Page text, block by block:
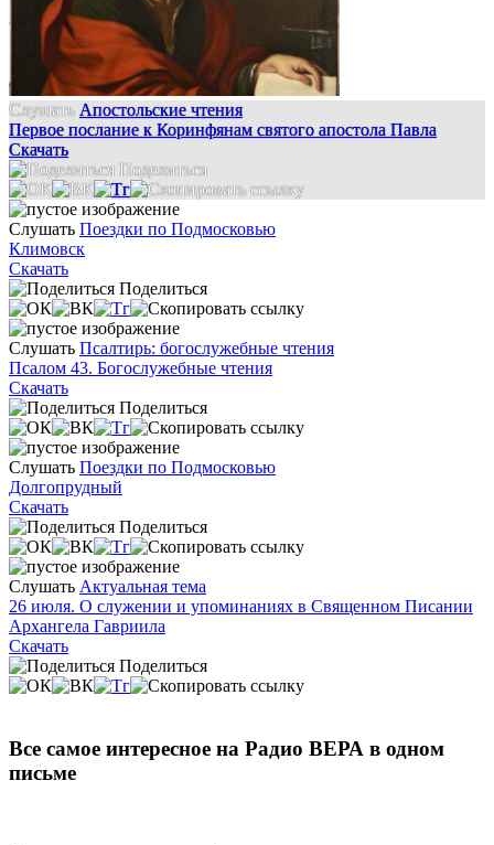
Слушать Апостольские чтения
Первое послание к Коринфянам святого апостола Павла
Скачать
Поделиться
Слушать Поездки по Подмосковью
Климовск
Скачать
Поделиться
Слушать Псалтирь: богослужебные чтения
Псалом 43. Богослужебные чтения
Скачать
Поделиться
Слушать Поездки по Подмосковью
Долгопрудный
Скачать
Поделиться
Слушать Актуальная тема
26 июля. О служении и упоминаниях в Священном Писании
Архангела Гавриила
Скачать
Поделиться
Все самое интересное на Радио ВЕРА в одном
письме